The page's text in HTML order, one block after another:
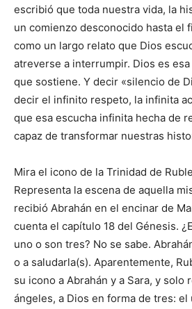
escribió que toda nuestra vida, la
un comienzo desconocido hasta el
como un largo relato que Dios
atreverse a interrumpir. Dios es
que sostiene. Y decir «silencio de
decir el infinito respeto, la infinita
que esa escucha infinita hecha de
capaz de transformar nuestras
Mira el icono de la Trinidad de
Representa la escena de aquella
recibió Abrahán en el encinar de
cuenta el capítulo 18 del Génesis.
uno o son tres? No se sabe.
o a saludarla(s). Aparentemente,
su icono a Abrahán y a Sara, y solo
ángeles, a Dios en forma de tres: el